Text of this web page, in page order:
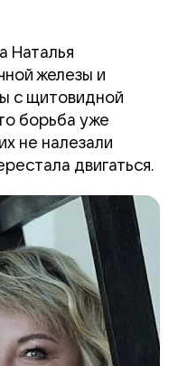
Наталья
железы и
с щитовидной
борьба уже
не налезали
двигаться.